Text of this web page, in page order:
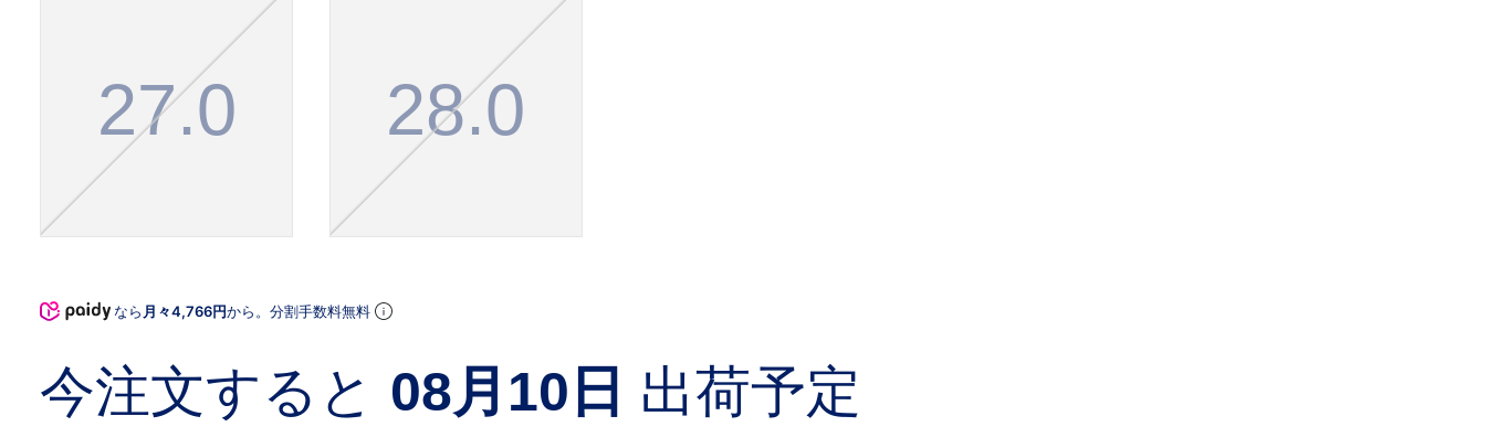
27.0 28.0
なら 月々4,766円から。分割手数料無料
今注文すると 08月10日 出荷予定